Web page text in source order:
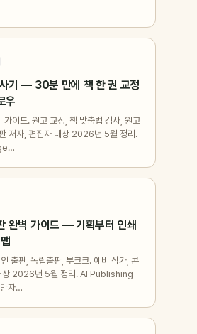
기 — 30분 만에 책 한 권 교정
우
가이드. 원고 교정, 책 맞춤법 검사, 원고
저자, 편집자 대상 2026년 5월 정리.
완벽 가이드 — 기획부터 인쇄
출판, 독립출판, 부크크. 예비 작가, 콘
상 2026년 5월 정리. AI Publishing
자…